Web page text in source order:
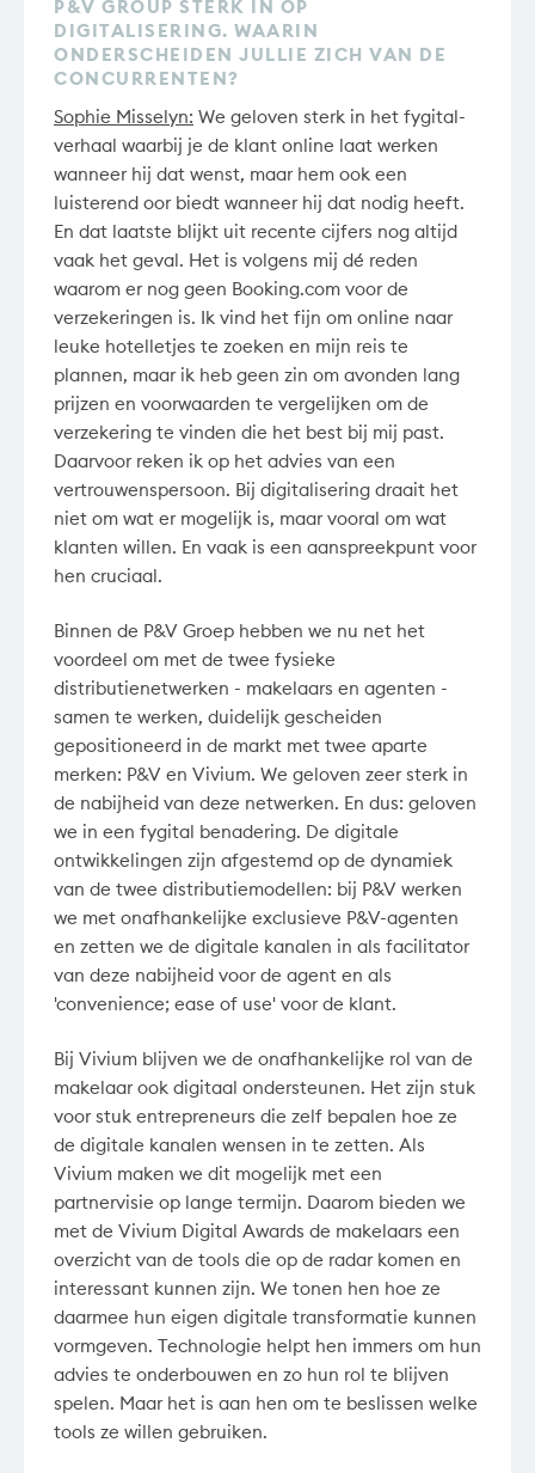
P&V GROUP STERK IN OP
DIGITALISERING. WAARIN
ONDERSCHEIDEN JULLIE ZICH VAN DE
CONCURRENTEN?
Sophie Misselyn: We geloven sterk in het fygital-
verhaal waarbij je de klant online laat werken
wanneer hij dat wenst, maar hem ook een
luisterend oor biedt wanneer hij dat nodig heeft.
En dat laatste blijkt uit recente cijfers nog altijd
vaak het geval. Het is volgens mij dé reden
waarom er nog geen Booking.com voor de
verzekeringen is. Ik vind het fijn om online naar
leuke hotelletjes te zoeken en mijn reis te
plannen, maar ik heb geen zin om avonden lang
prijzen en voorwaarden te vergelijken om de
verzekering te vinden die het best bij mij past.
Daarvoor reken ik op het advies van een
vertrouwenspersoon. Bij digitalisering draait het
niet om wat er mogelijk is, maar vooral om wat
klanten willen. En vaak is een aanspreekpunt voor
hen cruciaal.
Binnen de P&V Groep hebben we nu net het
voordeel om met de twee fysieke
distributienetwerken - makelaars en agenten -
samen te werken, duidelijk gescheiden
gepositioneerd in de markt met twee aparte
merken: P&V en Vivium. We geloven zeer sterk in
de nabijheid van deze netwerken. En dus: geloven
we in een fygital benadering. De digitale
ontwikkelingen zijn afgestemd op de dynamiek
van de twee distributiemodellen: bij P&V werken
we met onafhankelijke exclusieve P&V-agenten
en zetten we de digitale kanalen in als facilitator
van deze nabijheid voor de agent en als
'convenience; ease of use' voor de klant.
Bij Vivium blijven we de onafhankelijke rol van de
makelaar ook digitaal ondersteunen. Het zijn stuk
voor stuk entrepreneurs die zelf bepalen hoe ze
de digitale kanalen wensen in te zetten. Als
Vivium maken we dit mogelijk met een
partnervisie op lange termijn. Daarom bieden we
met de Vivium Digital Awards de makelaars een
overzicht van de tools die op de radar komen en
interessant kunnen zijn. We tonen hen hoe ze
daarmee hun eigen digitale transformatie kunnen
vormgeven. Technologie helpt hen immers om hun
advies te onderbouwen en zo hun rol te blijven
spelen. Maar het is aan hen om te beslissen welke
tools ze willen gebruiken.